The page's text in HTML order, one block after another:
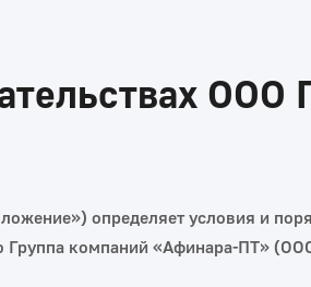
ООО
определяет условия и
компаний «Афинара‑ПТ»